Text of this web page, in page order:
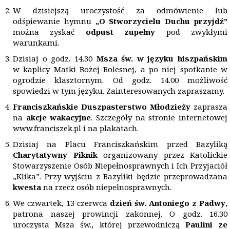
W dzisiejszą uroczystość za odmówienie lub
odśpiewanie hymnu „O Stworzycielu Duchu przyjdź”
można zyskać odpust zupełny pod zwykłymi
warunkami.
Dzisiaj o godz. 14.30 Msza św. w języku hiszpańskim
w kaplicy Matki Bożej Bolesnej, a po niej spotkanie w
ogrodzie klasztornym. Od godz. 14.00 możliwość
spowiedzi w tym języku. Zainteresowanych zapraszamy.
Franciszkańskie Duszpasterstwo Młodzieży zaprasza
na akcje wakacyjne. Szczegóły na stronie internetowej
www.franciszek.pl i na plakatach.
Dzisiaj na Placu Franciszkańskim przed Bazyliką
Charytatywny Piknikorganizowany przez Katolickie
Stowarzyszenie Osób Niepełnosprawnych i Ich Przyjaciół
„Klika”. Przy wyjściu z Bazyliki będzie przeprowadzana
kwesta na rzecz osób niepełnosprawnych.
We czwartek, 13 czerwca dzień św. Antoniego z Padwy,
patrona naszej prowincji zakonnej. O godz. 16.30
uroczysta Msza św., której przewodniczą Paulini ze